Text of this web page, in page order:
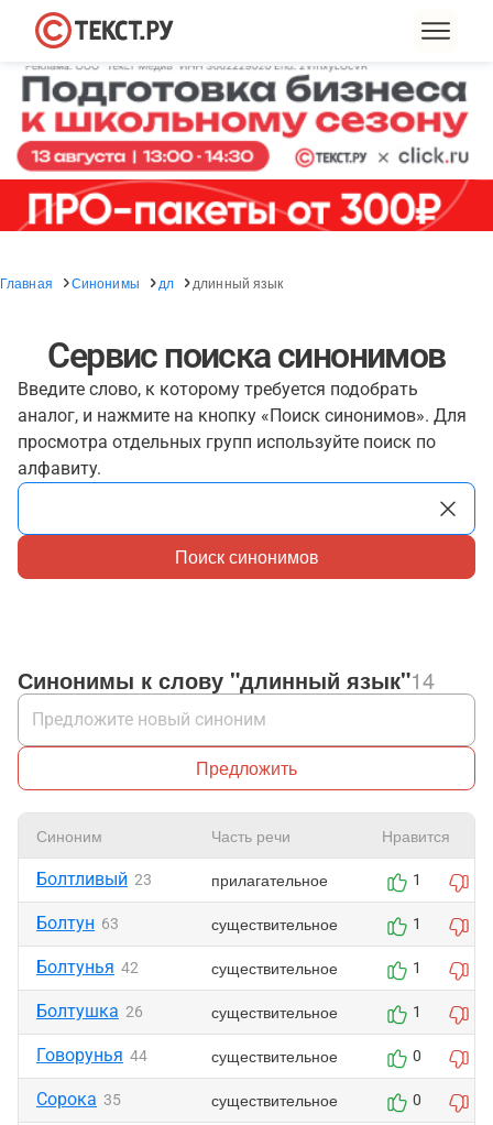
Главная Синонимы дл длинный язык
Сервис поиска синонимов
Введите слово, к которому требуется подобрать
аналог, и нажмите на кнопку «Поиск синонимов». Для
просмотра отдельных групп используйте поиск по
алфавиту.
Поиск синонимов
Синонимы к слову "длинный язык"14
Предложить
Синоним Часть речи Нравится
Болтливый 23 прилагательное 1
Болтун 63 существительное 1
Болтунья 42 существительное 1
Болтушка 26 существительное 1
Говорунья 44 существительное 0
Сорока 35 существительное 0